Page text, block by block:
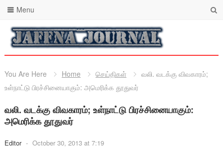
Menu
You Are Here Home செய்திகள்
வலி. வடக்கு விவகாரம்;
உள்நாட்டு பிரச்சினையாகும்: அமெரிக்க தூதுவர்
வலி. வடக்கு விவகாரம்; உள்நாட்டு பிரச்சினையாகும்:
அமெரிக்க தூதுவர்
Editor - October 30, 2013 at 7:19